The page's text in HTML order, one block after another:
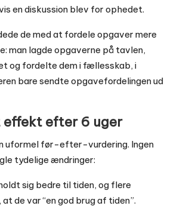
en diskussion blev for ophedet.
de med at fordele opgaver mere
man lagde opgaverne på tavlen,
og fordelte dem i fællesskab, i
bare sendte opgavefordelingen ud
effekt efter 6 uger
uformel før-efter-vurdering. Ingen
tydelige ændringer:
sig bedre til tiden, og flere
de var “en god brug af tiden”.